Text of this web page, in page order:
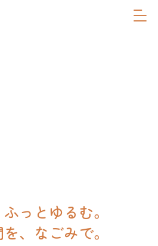
メ
ニ
っとゆるむ。
、なごみで。